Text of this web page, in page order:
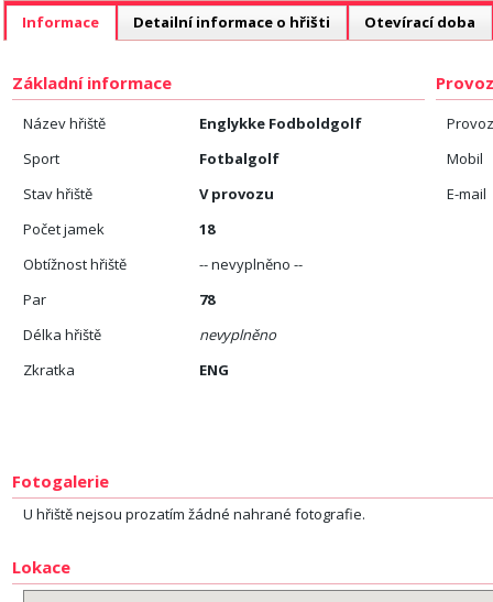
Informace Detailní informace o hřišti Otevírací doba
Základní informace
Název hřiště
Englykke Fodboldgolf
Sport
Fotbalgolf
Stav hřiště
V provozu
Počet jamek
18
Obtížnost hřiště
-- nevyplněno --
Par
78
Délka hřiště
nevyplněno
Zkratka
ENG
Mobil
E-mail
Fotogalerie
U hřiště nejsou prozatím žádné nahrané fotografie.
Lokace